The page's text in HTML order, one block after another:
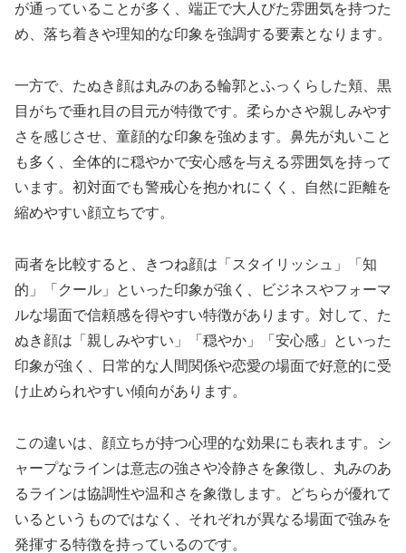
が通っていることが多く、端正で大人びた雰囲気を持つた
め、落ち着きや理知的な印象を強調する要素となります。
一方で、たぬき顔は丸みのある輪郭とふっくらした頬、黒
目がちで垂れ目の目元が特徴です。柔らかさや親しみやす
さを感じさせ、童顔的な印象を強めます。鼻先が丸いこと
も多く、全体的に穏やかで安心感を与える雰囲気を持って
います。初対面でも警戒心を抱かれにくく、自然に距離を
縮めやすい顔立ちです。
両者を比較すると、きつね顔は「スタイリッシュ」「知
的」「クール」といった印象が強く、ビジネスやフォーマ
ルな場面で信頼感を得やすい特徴があります。対して、た
ぬき顔は「親しみやすい」「穏やか」「安心感」といった
印象が強く、日常的な人間関係や恋愛の場面で好意的に受
け止められやすい傾向があります。
この違いは、顔立ちが持つ心理的な効果にも表れます。シ
ャープなラインは意志の強さや冷静さを象徴し、丸みのあ
るラインは協調性や温和さを象徴します。どちらが優れて
いるというものではなく、それぞれが異なる場面で強みを
発揮する特徴を持っているのです。